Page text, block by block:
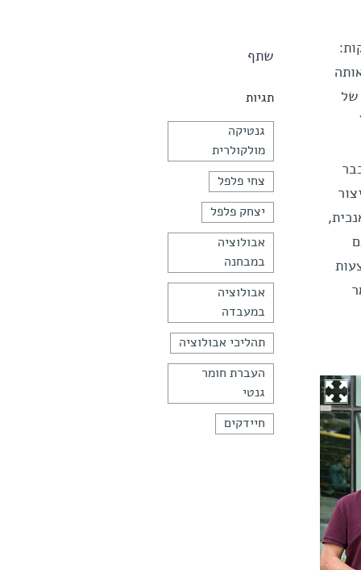
שתף
תגיות
גנטיקה
מולקולרית
צחי פלפל
יצחק פלפל
אבולוציה
במבחנה
אבולוציה
במעבדה
תהליכי אבולוציה
העברת חומר
גנטי
חיידקים
של